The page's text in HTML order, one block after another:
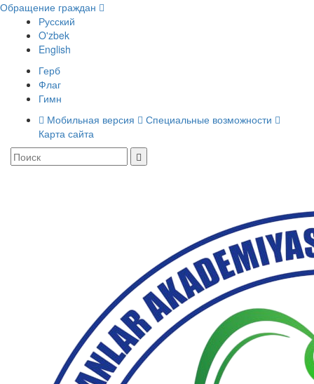
Обращение граждан
Русский
O'zbek
English
Герб
Флаг
Гимн
Мобильная версия
Специальные возможности
Карта сайта